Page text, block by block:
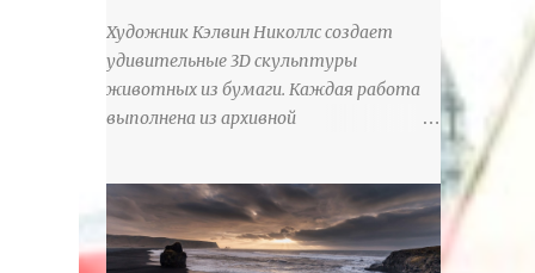
Художник Кэлвин Николлс создает
удивительные 3D скульптуры
животных из бумаги. Каждая работа
выполнена из архивной
выцветание. Николлс использует
крошечные количества клея для
закрепления отдельных деталей,